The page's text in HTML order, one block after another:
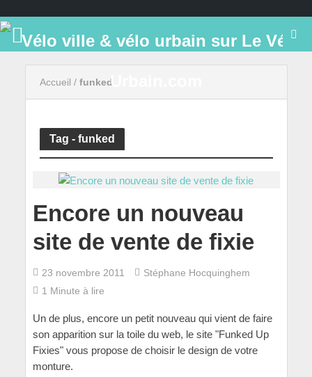
Accueil / funked
Tag - funked
Encore un nouveau
site de vente de fixie
23 novembre 2011
Stéphane Hocquinghem
1 Minute à lire
Un de plus, encore un petit nouveau qui vient de faire
son apparition sur la toile du web, le site "Funked Up
Fixies" vous propose de choisir le design de votre
monture.